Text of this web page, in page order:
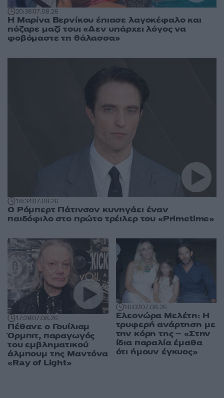
20:3807.08.26
Η Μαρίνα Βερνίκου έπιασε λαγοκέφαλο και
πόζαρε μαζί του: «Δεν υπάρχει λόγος να
φοβόμαστε τη θάλασσα»
18:3407.08.26
Ο Ρόμπερτ Πάτινσον κυνηγάει έναν
παιδόφιλο στο πρώτο τρέιλερ του «Primetime»
17:2907.08.26
Πέθανε ο Γουίλιαμ
Όρμπιτ, παραγωγός
του εμβληματικού
άλμπουμ της Μαντόνα
«Ray of Light»
16:0207.08.26
Ελεονώρα Μελέτη: Η
τρυφερή ανάρτηση με
την κόρη της – «Στην
ίδια παραλία έμαθα
ότι ήμουν έγκυος»